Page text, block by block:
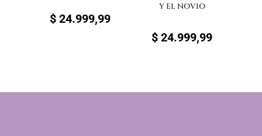
$ 24.999,99
Y EL NOVIO
$ 24.999,99